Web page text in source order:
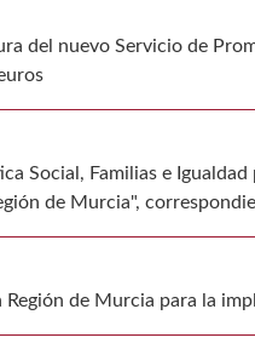
del nuevo Servicio de
Social, Familias e
de Murcia",
Región de Murcia para la